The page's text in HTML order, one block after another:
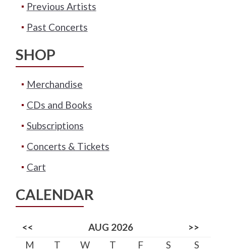
Previous Artists
Past Concerts
SHOP
Merchandise
CDs and Books
Subscriptions
Concerts & Tickets
Cart
CALENDAR
<< AUG 2026
>>
M
T W T F S
S